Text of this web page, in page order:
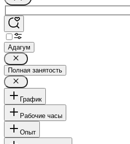
Адагум
Полная занятость
График
Рабочие часы
Опыт